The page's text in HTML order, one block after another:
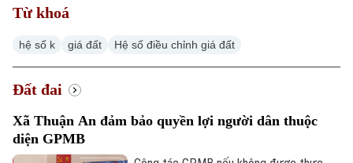
Chuyên mục
Từ khoá
hệ số k giá đất Hệ số điều chỉnh giá đất
Đất đai
Xã Thuận An đảm bảo quyền lợi người dân thuộc
diện GPMB